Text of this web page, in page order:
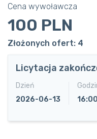
Cena wywoławcza
100 PLN
Złożonych ofert: 4
Licytacja
Dzień
2026-06-13
16:00